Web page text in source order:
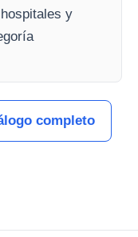
y
completo